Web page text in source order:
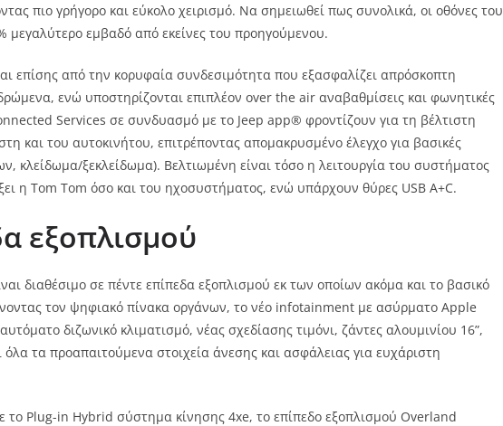
πιο γρήγορο και εύκολο χειρισμό. Να σημειωθεί πως συνολικά, οι οθόνες του
μεγαλύτερο εμβαδό από εκείνες του προηγούμενου.
επίσης από την κορυφαία συνδεσιμότητα που εξασφαλίζει απρόσκοπτη
ενώ υποστηρίζονται επιπλέον over the air αναβαθμίσεις και φωνητικές
Services σε συνδυασμό με το Jeep app® φροντίζουν για τη βέλτιστη
και του αυτοκινήτου, επιτρέποντας απομακρυσμένο έλεγχο για βασικές
κλείδωμα/ξεκλείδωμα). Βελτιωμένη είναι τόσο η λειτουργία του συστήματος
η Tom Tom όσο και του ηχοσυστήματος, ενώ υπάρχουν θύρες USB A+C.
εξοπλισμού
διαθέσιμο σε πέντε επίπεδα εξοπλισμού εκ των οποίων ακόμα και το βασικό
τον ψηφιακό πίνακα οργάνων, το νέο infotainment με ασύρματο Apple
διζωνικό κλιματισμό, νέας σχεδίασης τιμόνι, ζάντες αλουμινίου 16”,
όλα τα προαπαιτούμενα στοιχεία άνεσης και ασφάλειας για ευχάριστη
το Plug-in Hybrid σύστημα κίνησης 4xe, το επίπεδο εξοπλισμού Overland